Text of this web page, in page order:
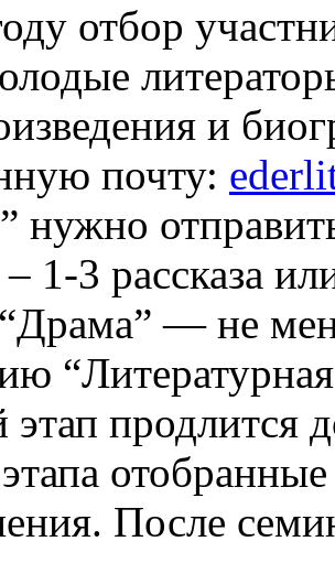
отбор
и
почту:
нужно
1-3 рассказа
— не
продлится
После